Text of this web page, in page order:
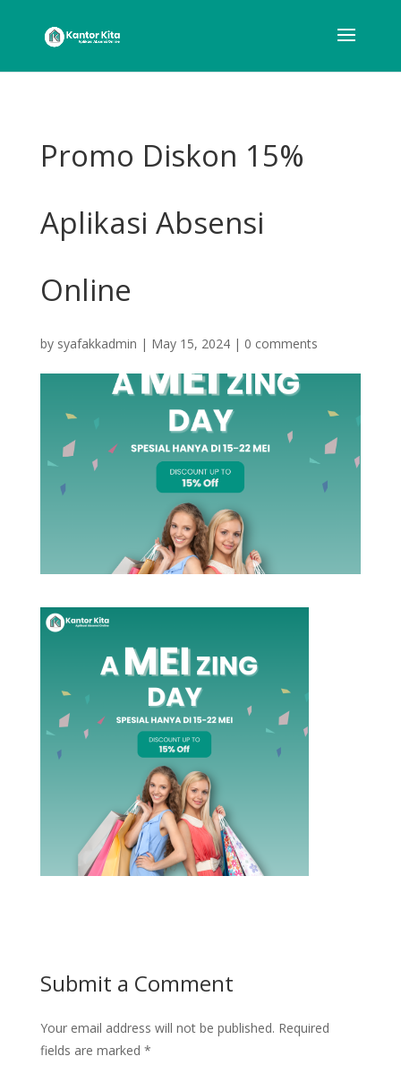
Promo Diskon 15%
Aplikasi Absensi
Online
by syafakkadmin | May 15, 2024| 0 comments
Submit a Comment
Your email address will not be published. Required
fields are marked *